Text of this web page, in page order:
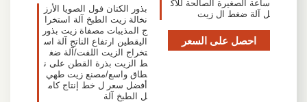
ساعة الصغيرة الصالحة للأك
ل آلة ضغط ال زيت
احصل على السعر
بذور الكتان فول الصويا الأرز
نخالة زيت الطبخ آلة استخرا
ج المذيبات مصفاة زيت بذور
اليقطين ارتفاع الناتج آلة اس
تخراج الزيت اللفت/آلة ضغ
ط الزيت بذرة القطن على ن
طاق واسع/مصنع زيت طهي
أفضل سعر ل خط إنتاج كام
ل الطبخ آلة